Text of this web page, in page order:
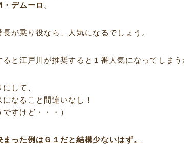
・デムーロ 。
が乗り役なら、人気になるでしょう。
ると江戸川が推奨すると１番人気になってしま
して、
なること間違いなし！
すけど・・・）
った例はＧ１だと結構少ないはず。